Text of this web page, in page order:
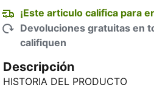
¡Este articulo califica para
Devoluciones gratuitas en
califiquen
Descripción
HISTORIA DEL PRODUCTO